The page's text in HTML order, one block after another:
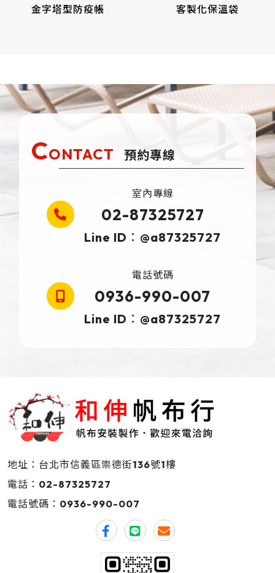
客製化保溫袋 27kg快速帳支架
CONTACT 預約專線
室內專線
02-87325727
Line ID：@a87325727
電話號碼
0936-990-007
Line ID：@a87325727
地址：台北市信義區崇德街136號1樓
電話： 02-87325727
電話號碼： 0936-990-007